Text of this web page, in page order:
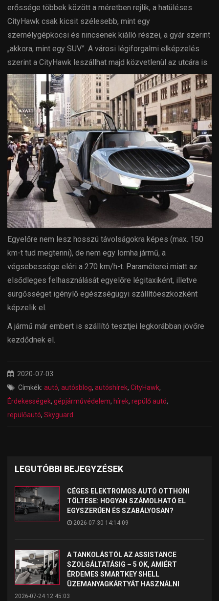
erőssége többek között a méretben rejlik, a hatüléses
CityHawk csak kicsit szélesebb, mint egy
személygépkocsi és nincsenek kiálló részei, a gyár szerint
„akkora, mint egy SUV”. A városi légiforgalmi elképzelés
szerint a CityHawk leszállhat majd közvetlenül az utcára is.
Egyelőre nem lesz hosszú távolságokra képes (max. 150
km-t tud megtenni), de nem egy lomha jármű, a
végsebessége eléri a 270 km/h-t. Paraméterei miatt az
elsődleges felhasználását egyelőre légitaxiként, illetve
sürgősséget igénylő egészségügyi szállítóeszközként
képzelik el.
A jármű már embert is szállító tesztjei legkorábban jövőre
kezdődnek el.
2020-07-03
Címkék: autó, autósblog, autóshírek, CityHawk,
Érdekességek, gépjárművédelem, hírek, repülő autó,
repülőautó, Skyguard
LEGUTÓBBI BEJEGYZÉSEK
CÉGES ELEKTROMOS AUTÓ OTTHONI
TÖLTÉSE: HOGYAN SZÁMOLHATÓ EL
EGYSZERŰEN ÉS SZABÁLYOSAN?
2026-07-30 14:14:09
A TANKOLÁSTÓL AZ ASSISTANCE
SZOLGÁLTATÁSIG – 5 OK, AMIÉRT
ÉRDEMES SMARTKEY SHELL
ÜZEMANYAGKÁRTYÁT HASZNÁLNI
2026-07-24 12:45:03